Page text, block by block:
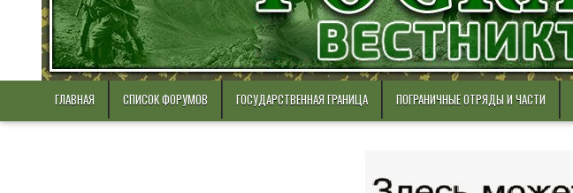
ГЛАВНАЯ СПИСОК ФОРУМОВ ГОСУДАРСТВЕННАЯ ГРАНИЦА ПОГРАНИЧНЫЕ ОТРЯДЫ И ЧАСТИ